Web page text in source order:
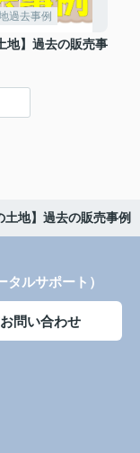
過去事例
地】過去の販売事
土地】過去の販売事例
ルサポート）
お問い合わせ